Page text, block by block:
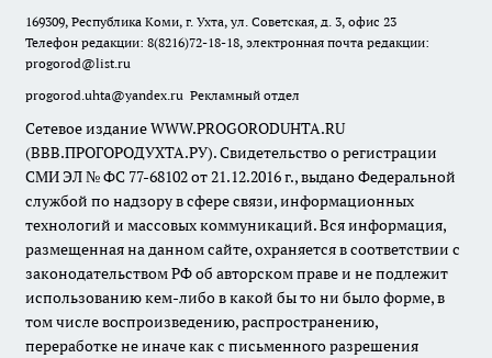
169309, Республика Коми, г. Ухта, ул. Советская, д. 3, офис 23
Телефон редакции: 8(8216)72-18-18, электронная почта редакции:
progorod@list.ru
progorod.uhta@yandex.ru Рекламный отдел
Сетевое издание WWW.PROGORODUHTA.RU
(ВВВ.ПРОГОРОДУХТА.РУ). Свидетельство о регистрации
СМИ ЭЛ № ФС 77-68102 от 21.12.2016 г., выдано Федеральной
службой по надзору в сфере связи, информационных
технологий и массовых коммуникаций. Вся информация,
размещенная на данном сайте, охраняется в соответствии с
законодательством РФ об авторском праве и не подлежит
использованию кем-либо в какой бы то ни было форме, в
том числе воспроизведению, распространению,
переработке не иначе как с письменного разрешения